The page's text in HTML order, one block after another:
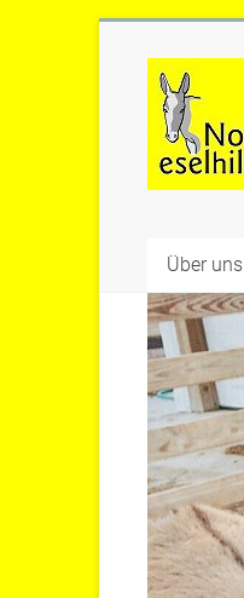
springen
Über uns